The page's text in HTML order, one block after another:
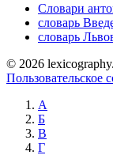
Словари
словарь
словарь
© 2026
Пользовательское
А
Б
В
Г